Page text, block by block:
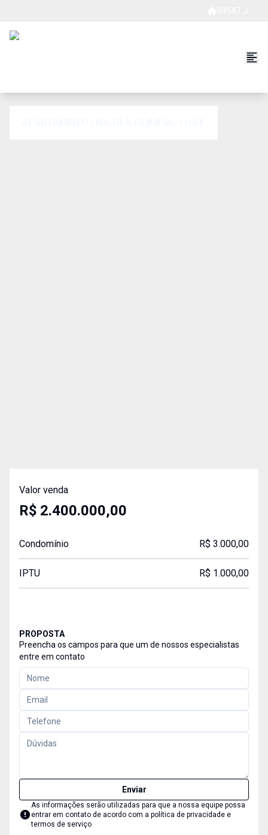
Valor venda
R$ 2.400.000,00
Condomínio R$ 3.000,00
IPTU R$ 1.000,00
PROPOSTA
Preencha os campos para que um de nossos especialistas
entre em contato
Enviar
As informações serão utilizadas para que a nossa equipe possa
entrar em contato de acordo com a política de privacidade e
termos de serviço